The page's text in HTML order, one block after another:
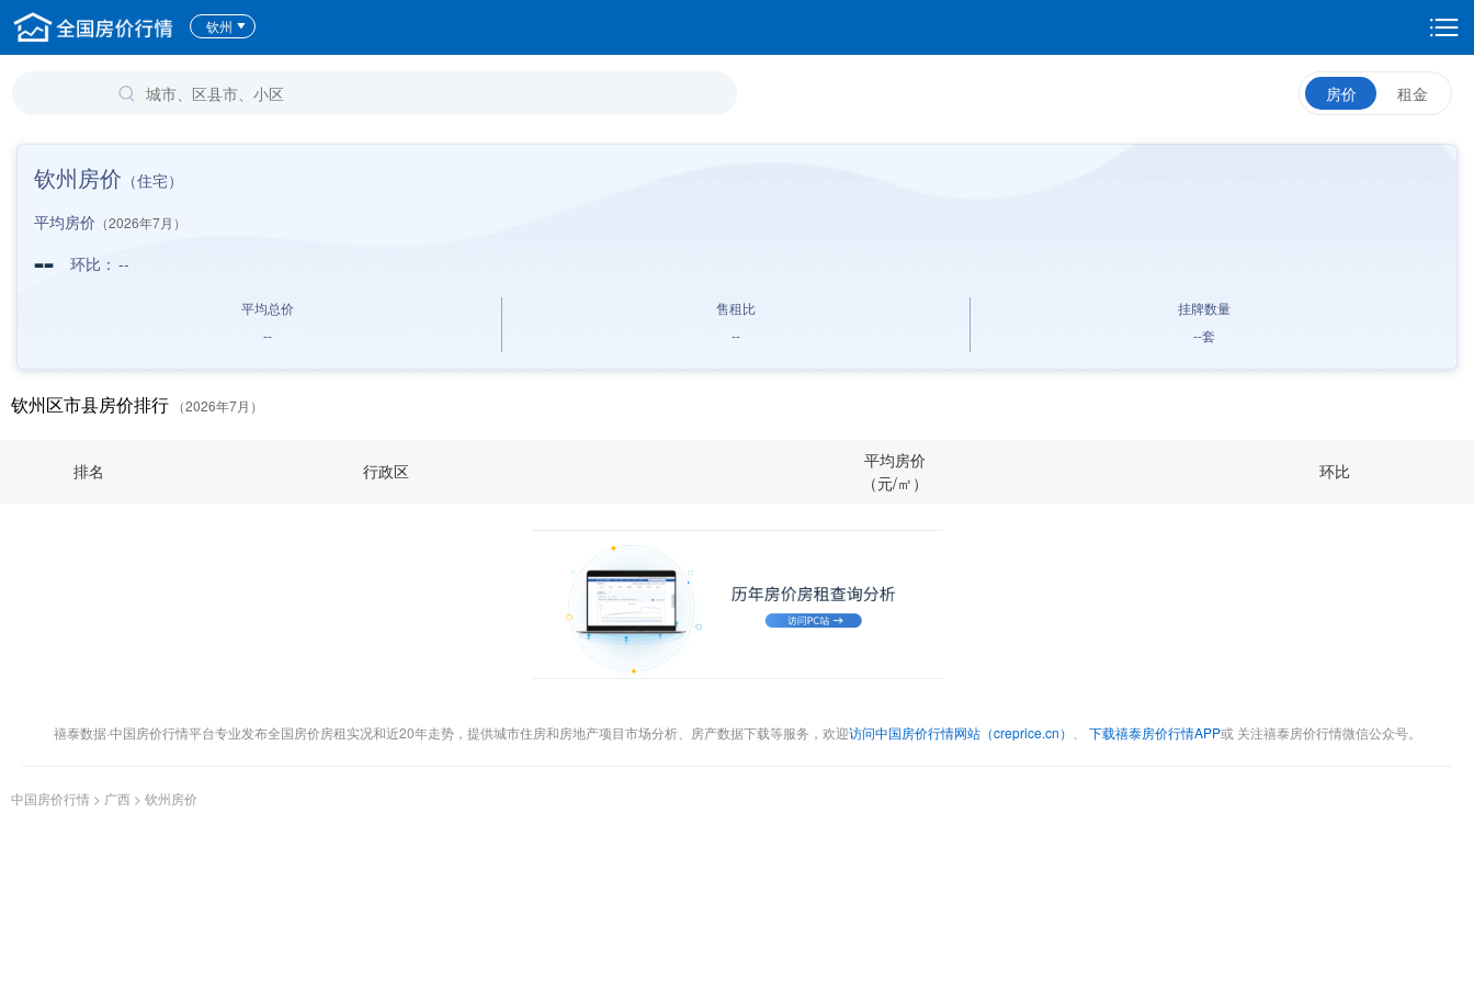
钦州
房价 租金
钦州房价 （住宅）
平均房价 （2026年7月）
-- 环比： --
平均总价
--
售租比
--
挂牌数量
--套
钦州区市县房价排行 （2026年7月）
排名 行政区
平均房价
（元/㎡）
环比
禧泰数据·中国房价行情平台专业发布全国房价房租实况和近20年走势，提供城市住房和房地产项目市场分析、房产数据下载等服务，欢迎访问中国房价行情网站（creprice.cn） 下载禧泰房价行情APP或 关注禧泰房价行情微信公众号。
中国房价行情 > 广西 > 钦州房价